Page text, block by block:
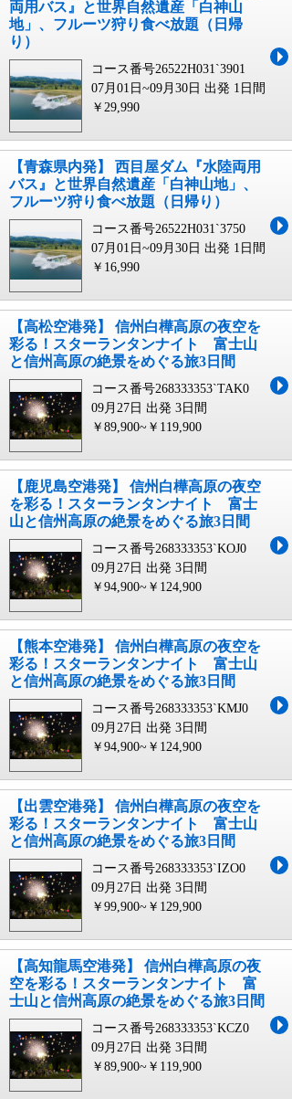
両用バス』と世界自然遺産「白神山
地」、フルーツ狩り食べ放題（日帰
り）
コース番号26522H031`3901
07月01日~09月30日 出発 1日間
￥29,990
【青森県内発】 西目屋ダム『水陸両用
バス』と世界自然遺産「白神山地」、
フルーツ狩り食べ放題（日帰り）
コース番号26522H031`3750
07月01日~09月30日 出発 1日間
￥16,990
【高松空港発】 信州白樺高原の夜空を
彩る！スターランタンナイト 富士山
と信州高原の絶景をめぐる旅3日間
コース番号268333353`TAK0
09月27日 出発 3日間
￥89,900~￥119,900
【鹿児島空港発】 信州白樺高原の夜空
を彩る！スターランタンナイト 富士
山と信州高原の絶景をめぐる旅3日間
コース番号268333353`KOJ0
09月27日 出発 3日間
￥94,900~￥124,900
【熊本空港発】 信州白樺高原の夜空を
彩る！スターランタンナイト 富士山
と信州高原の絶景をめぐる旅3日間
コース番号268333353`KMJ0
09月27日 出発 3日間
￥94,900~￥124,900
【出雲空港発】 信州白樺高原の夜空を
彩る！スターランタンナイト 富士山
と信州高原の絶景をめぐる旅3日間
コース番号268333353`IZO0
09月27日 出発 3日間
￥99,900~￥129,900
【高知龍馬空港発】 信州白樺高原の夜
空を彩る！スターランタンナイト 富
士山と信州高原の絶景をめぐる旅3日間
コース番号268333353`KCZ0
09月27日 出発 3日間
￥89,900~￥119,900